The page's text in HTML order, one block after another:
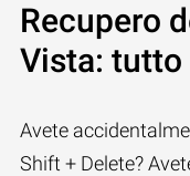
Recupero
Vista: tutto
Avete
Shift + Delete?